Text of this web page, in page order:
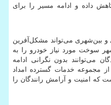
داده و ادامه مسیر را برای
بین‌شهری می‌تواند مشکل‌آفرین
سوخت مورد نیاز خودرو را به
می‌توانند بدون نگرانی ادامه
مجموعه خدمات گسترده امداد
که امنیت و آرامش رانندگان را